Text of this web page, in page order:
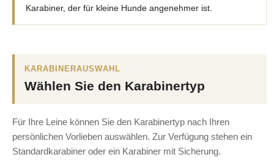
Karabiner, der für kleine Hunde angenehmer ist.
KARABINERAUSWAHL
Wählen Sie den Karabinertyp
Für Ihre Leine können Sie den Karabinertyp nach Ihren
persönlichen Vorlieben auswählen. Zur Verfügung stehen ein
Standardkarabiner oder ein Karabiner mit Sicherung.